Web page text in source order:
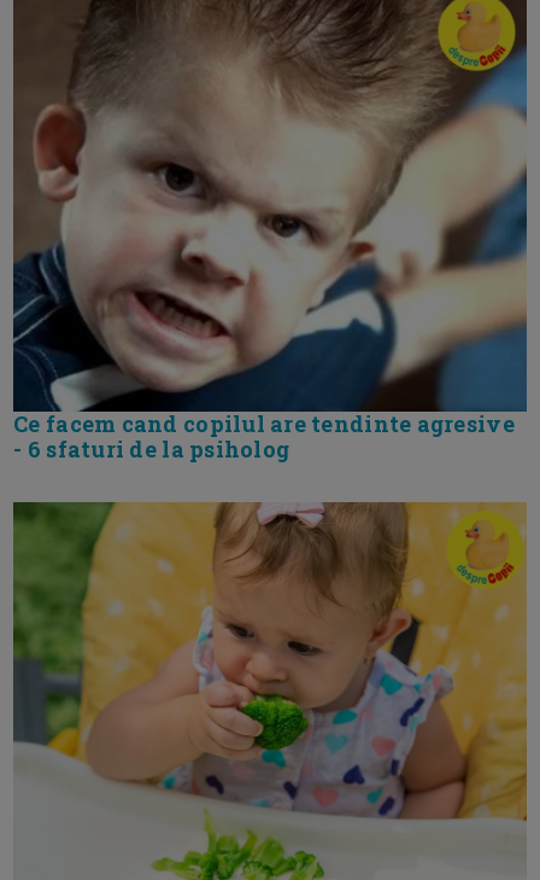
Ce facem cand copilul are tendinte agresive
- 6 sfaturi de la psiholog